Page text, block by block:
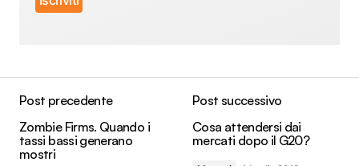
Post precedente
Zombie Firms. Quando i
tassi bassi generano
mostri
Post successivo
Cosa attendersi dai
mercati dopo il G20?